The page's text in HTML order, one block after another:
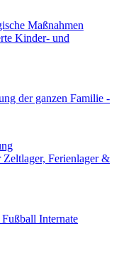
Maßnahmen
Kinder- und
der ganzen Familie -
Zeltlager, Ferienlager &
Internate